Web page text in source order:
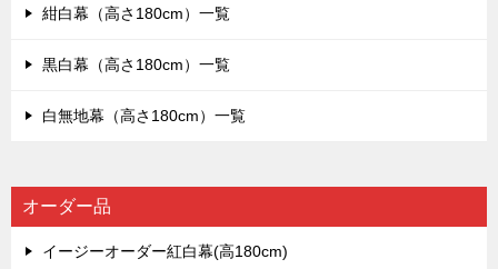
紺白幕（高さ180cm）一覧
黒白幕（高さ180cm）一覧
白無地幕（高さ180cm）一覧
オーダー品
イージーオーダー紅白幕(高180cm)